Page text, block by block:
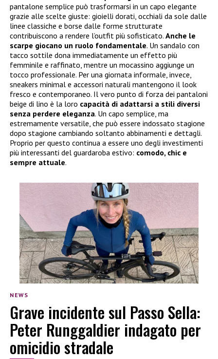
pantalone semplice può trasformarsi in un capo elegante
grazie alle scelte giuste: gioielli dorati, occhiali da sole dalle
linee classiche e borse dalle forme strutturate
contribuiscono a rendere l’outfit più sofisticato. Anche le
scarpe giocano un ruolo fondamentale. Un sandalo con
tacco sottile dona immediatamente un effetto più
femminile e raffinato, mentre un mocassino aggiunge un
tocco professionale. Per una giornata informale, invece,
sneakers minimal e accessori naturali mantengono il look
fresco e contemporaneo. Il vero punto di forza dei pantaloni
beige di lino è la loro capacità di adattarsi a stili diversi
senza perdere eleganza. Un capo semplice, ma
estremamente versatile, che può essere indossato stagione
dopo stagione cambiando soltanto abbinamenti e dettagli.
Proprio per questo continua a essere uno degli investimenti
più interessanti del guardaroba estivo: comodo, chic e
sempre attuale.
NEWS
Grave incidente sul Passo Sella:
Peter Runggaldier indagato per
omicidio stradale